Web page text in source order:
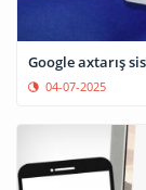
Google axtarış
04-07-2025